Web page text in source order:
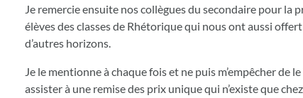
Je remercie ensuite nos collègues du secondaire pour la
élèves des classes de Rhétorique qui nous ont aussi
d’autres horizons.
Je le mentionne à chaque fois et ne puis m’empêcher
assister à une remise des prix unique qui n’existe que